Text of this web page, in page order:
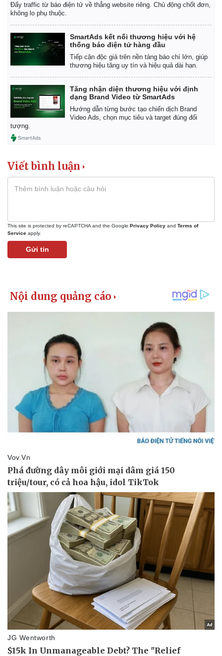
Bất động sản
Khởi nghiệp
Thị trường
Tỷ giá
Chứng khoán
Giá cà phê
Đẩy traffic từ báo điện tử về thẳng website riêng. Chủ động chốt đơn,
không lo phụ thuộc.
SmartAds kết nối thương hiệu với hệ
thống báo điện tử hàng đầu
Tiếp cận độc giả trên nền tảng báo chí lớn, giúp
thương hiệu tăng uy tín và hiệu quả dài hạn.
Tăng nhận diện thương hiệu với định
dạng Brand Video từ SmartAds
Hướng dẫn từng bước tạo chiến dịch Brand
Video Ads, chọn mục tiêu và target đúng đối
tượng.
Viết bình luận
This site is protected by reCAPTCHA and the Google Privacy Policy and Terms of
Service apply.
Gửi tin